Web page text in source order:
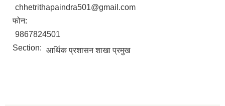
chhetrithapaindra501@gmail.com
फोन:
9867824501
Section: आर्थिक प्रशासन शाखा प्रमुख